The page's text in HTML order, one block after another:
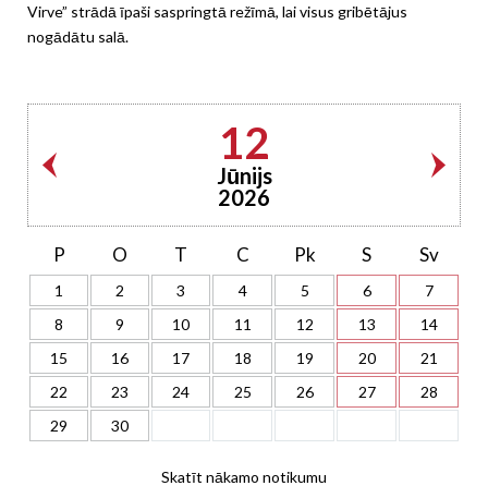
Virve” strādā īpaši saspringtā režīmā, lai visus gribētājus
nogādātu salā.
12
Jūnijs
2026
P O T C Pk S Sv
1 2 3 4 5 6
7
8
9 10 11 12 13
14
15
16 17 18 19 20
21
22
23 24 25 26 27
28
29
30
Skatīt nākamo notikumu